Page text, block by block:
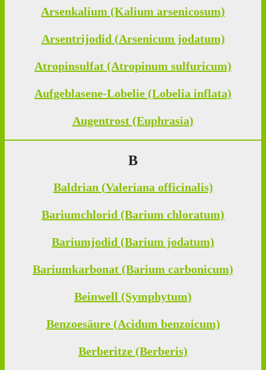
Arsenkalium (Kalium arsenicosum)
Arsentrijodid (Arsenicum jodatum)
Atropinsulfat (Atropinum sulfuricum)
Aufgeblasene-Lobelie (Lobelia inflata)
Augentrost (Euphrasia)
B
Baldrian (Valeriana officinalis)
Bariumchlorid (Barium chloratum)
Bariumjodid (Barium jodatum)
Bariumkarbonat (Barium carbonicum)
Beinwell (Symphytum)
Benzoesäure (Acidum benzoicum)
Berberitze (Berberis)